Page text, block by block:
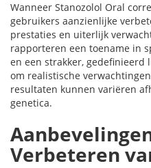
Wanneer Stanozolol Oral
gebruikers aanzienlijke
prestaties en uiterlijk
rapporteren een toename in
en een strakker, gedefinieerd
om realistische
resultaten kunnen variëren
genetica.
Verbeteren